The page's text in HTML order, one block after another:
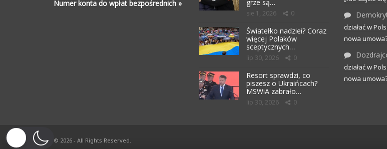
Numer konta do wpłat bezpośrednich »
grze są…
sie 1, 2026 0
Światełko nadziei? Coraz
więcej Polaków
sceptycznych…
lip 30, 2026 0
Resort sprawdzi, co
piszesz o Ukraińcach?
MSWiA zabrało…
lip 30, 2026 0
działać w
nowa
działać w
nowa
© 2026 - All Rights Reserved.